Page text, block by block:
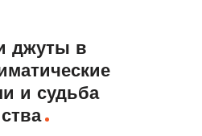
джуты в
и судьба